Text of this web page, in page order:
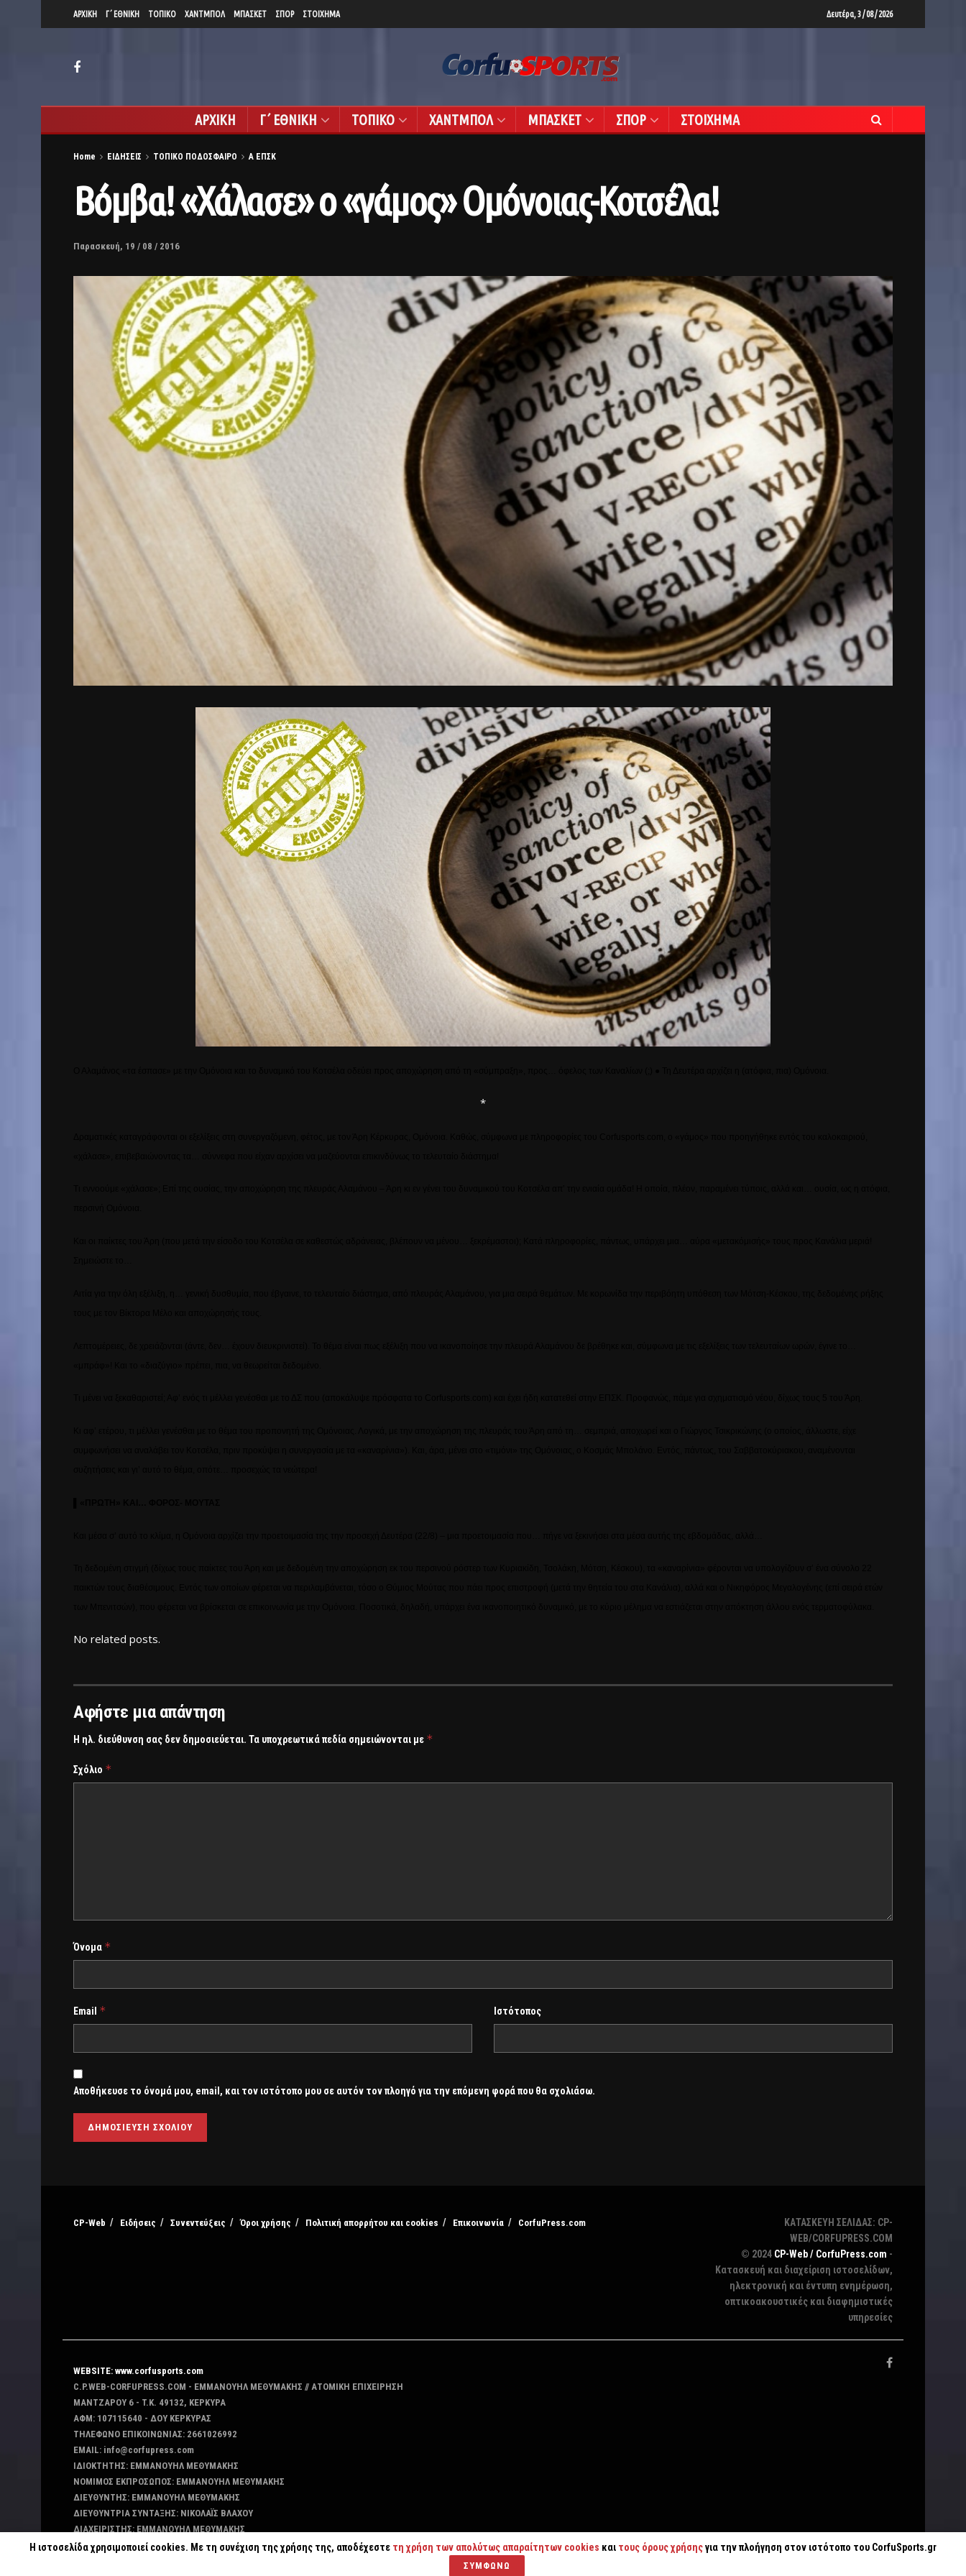
ΑΡΧΙΚΗ Γ΄ ΕΘΝΙΚΗ ΤΟΠΙΚΟ ΧΑΝΤΜΠΟΛ ΜΠΑΣΚΕΤ ΣΠΟΡ ΣΤΟΙΧΗΜΑ Δευτέρα, 3 / 08 / 2026
ΑΡΧΙΚΗ Γ΄ ΕΘΝΙΚΗ ΤΟΠΙΚΟ ΧΑΝΤΜΠΟΛ ΜΠΑΣΚΕΤ ΣΠΟΡ ΣΤΟΙΧΗΜΑ
Home ΕΙΔΗΣΕΙΣ ΤΟΠΙΚΟ ΠΟΔΟΣΦΑΙΡΟ Α ΕΠΣΚ
Βόμβα! «Χάλασε» ο «γάμος» Ομόνοιας-Κοτσέλα!
Παρασκευή, 19 / 08 / 2016
*
No related posts.
Αφήστε μια απάντηση
Η ηλ. διεύθυνση σας δεν δημοσιεύεται. Τα υποχρεωτικά πεδία σημειώνονται με *
Σχόλιο *
Όνομα *
Email * Ιστότοπος
Αποθήκευσε το όνομά μου, email, και τον ιστότοπο μου σε αυτόν τον πλοηγό για την επόμενη φορά που θα σχολιάσω.
CP-Web Ειδήσεις Συνεντεύξεις Όροι χρήσης Πολιτική απορρήτου και cookies Επικοινωνία CorfuPress.com
ΚΑΤΑΣΚΕΥΗ ΣΕΛΙΔΑΣ: CP-
WEB/CORFUPRESS.COM
© 2024 CP-Web / CorfuPress.com -
Κατασκευή και διαχείριση ιστοσελίδων,
ηλεκτρονική και έντυπη ενημέρωση,
οπτικοακουστικές και διαφημιστικές
υπηρεσίες
WEBSITE: www.corfusports.com
C.P.WEB-CORFUPRESS.COM - ΕΜΜΑΝΟΥΗΛ ΜΕΘΥΜΑΚΗΣ // ΑΤΟΜΙΚΗ ΕΠΙΧΕΙΡΗΣΗ
MANTZAΡΟΥ 6 - T.K. 49132, ΚΕΡΚΥΡΑ
ΑΦΜ: 107115640 - ΔΟΥ ΚΕΡΚΥΡΑΣ
ΤΗΛΕΦΩΝΟ ΕΠΙΚΟΙΝΩΝΙΑΣ: 2661026992
EMAIL: info@corfupress.com
ΙΔΙΟΚΤΗΤΗΣ: EMMANOYΗΛ ΜΕΘΥΜΑΚΗΣ
ΝΟΜΙΜΟΣ ΕΚΠΡΟΣΩΠΟΣ: EMMANOYΗΛ ΜΕΘΥΜΑΚΗΣ
ΔΙΕΥΘΥΝΤΗΣ: EMMANOYΗΛ ΜΕΘΥΜΑΚΗΣ
ΔΙΕΥΘΥΝΤΡΙΑ ΣΥΝΤΑΞΗΣ: ΝΙΚΟΛΑΪΣ ΒΛΑΧΟΥ
ΔΙΑΧΕΙΡΙΣΤΗΣ: EMMANOYΗΛ ΜΕΘΥΜΑΚΗΣ
ΔΙΚΑΙΟΥΧΟΣ DOMAIN: ΕΜΜΑΝΟΥΗΛ ΜΕΘΥΜΑΚΗΣ
Η ιστοσελίδα χρησιμοποιεί cookies. Με τη συνέχιση της χρήσης της, αποδέχεστε τη χρήση των απολύτως απαραίτητων cookies και τους όρους χρήσηςγια την πλοήγηση στον ιστότοπο του CorfuSports.gr
ΣΥΜΦΩΝΩ